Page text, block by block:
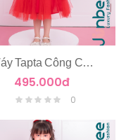
Váy Tapta Công Chúa 2 Tầng
495.000đ
0